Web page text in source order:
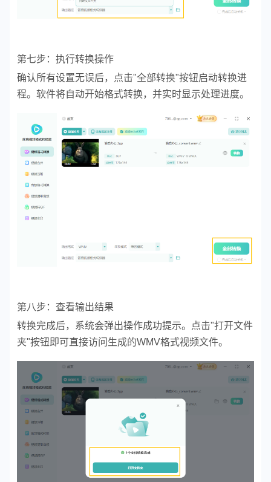
第七步：执行转换操作
确认所有设置无误后，点击"全部转换"按钮启动转换进
程。软件将自动开始格式转换，并实时显示处理进度。
第八步：查看输出结果
转换完成后，系统会弹出操作成功提示。点击"打开文件
夹"按钮即可直接访问生成的WMV格式视频文件。